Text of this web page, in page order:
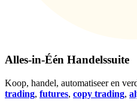
Alles-in-Één Handelssuite
Koop, handel, automatiseer en
trading, futures, copy trading,